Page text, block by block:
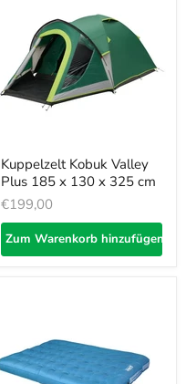
Kuppelzelt Kobuk Valley
Plus 185 x 130 x 325 cm
€199,00
Zum Warenkorb hinzufügen